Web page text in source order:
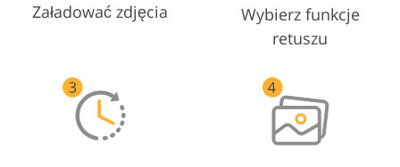
Załadować zdjęcia
Wybierz funkcje
retuszu